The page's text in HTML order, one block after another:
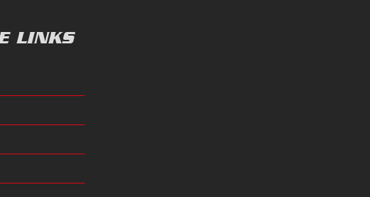
LINKS